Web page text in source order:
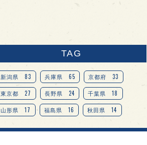
TAG
新潟県 83 兵庫県 65 京都府 33
東京都 27 長野県 24 千葉県 18
山形県 17 福島県 16 秋田県 14
愛知県 14 宮城県 14 岐阜県 13